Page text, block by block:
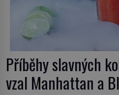
Příběhy slavných
vzal Manhattan a